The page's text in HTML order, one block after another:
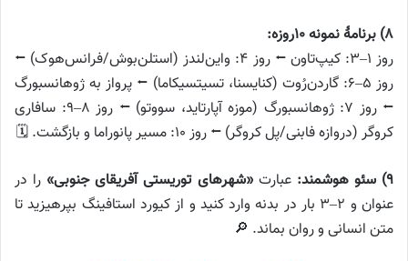
۸) برنامهٔ نمونه ۱۰روزه:
روز ۱–۳: کیپ‌تاون ⭠ روز ۴: واین‌لندز (استلن‌بوش/فرانس‌هوک) ⭠
روز ۵–۶: گاردن‌رُوت (کنایسنا، تسیتسیکاما) ⭠ پرواز به ژوهانسبورگ
⭠ روز ۷: ژوهانسبورگ (موزه آپارتاید، سووتو) ⭠ روز ۸–۹: سافاری
کروگر (دروازه فابنی/پل کروگر) ⭠ روز ۱۰: مسیر پانوراما و بازگشت. 🗓️
۹) سئو هوشمند: عبارت«شهرهای توریستی آفریقای جنوبی» را در
عنوان و ۲–۳ بار در بدنه وارد کنید و از کیورد استافینگ بپرهیزید تا
متن انسانی و روان بماند. 🔎